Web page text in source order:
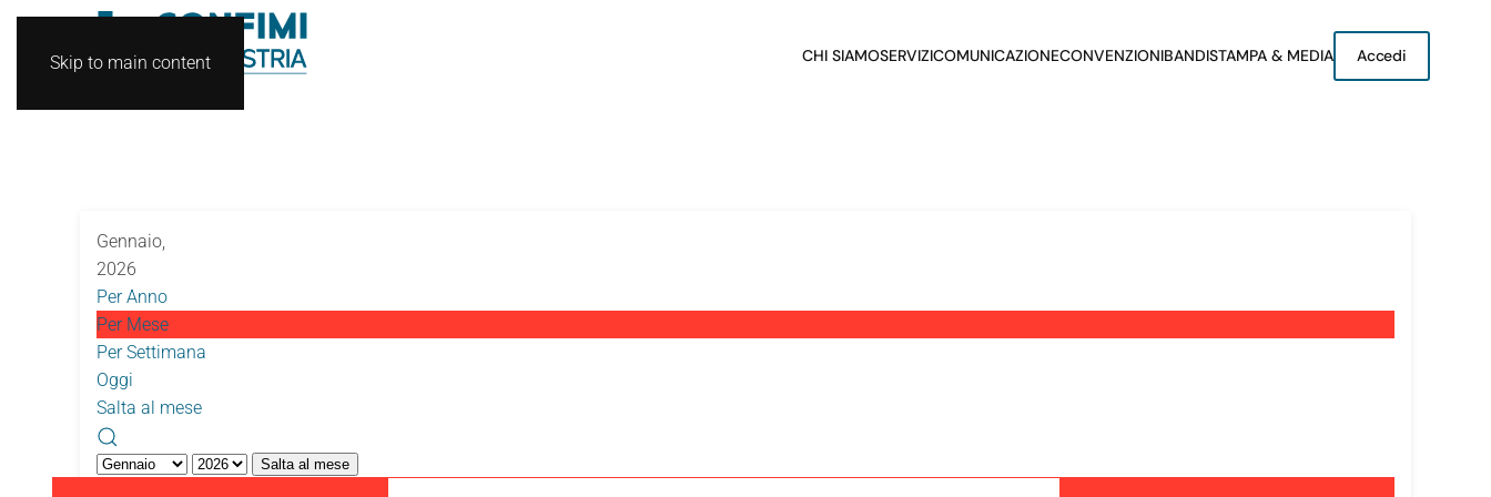
Skip to main content CHI SIAMOSERVIZICOMUNICAZIONECONVENZIONIBANDISTAMPA & MEDIA Accedi
Gennaio,
2026
Per Anno
Per Mese
Per Settimana
Oggi
Salta al mese
Salta al mese